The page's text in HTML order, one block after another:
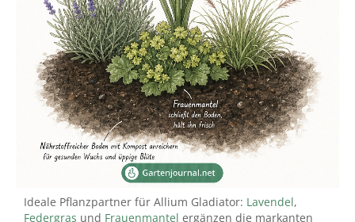
Ideale Pflanzpartner für Allium Gladiator: Lavendel,
Federgras und Frauenmantel ergänzen die markanten